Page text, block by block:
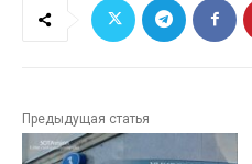
Предыдущая статья